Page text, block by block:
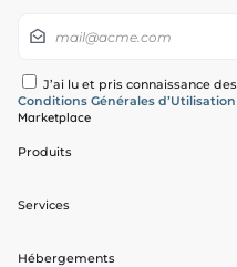
J’ai lu et pris connaissance
Conditions Générales d’Utilisation
Marketplace
Produits
Services
Hébergements